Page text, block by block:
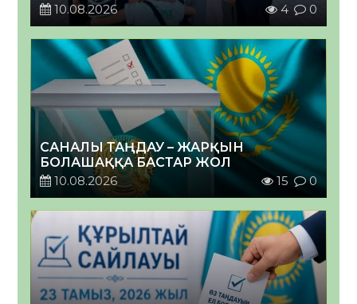
10.08.2026
4 0
САНАЛЫ ТАҢДАУ – ЖАРҚЫН
БОЛАШАҚҚА БАСТАР ЖОЛ
10.08.2026
15 0